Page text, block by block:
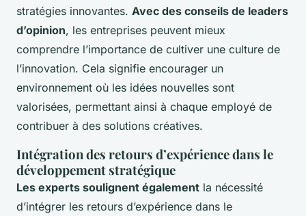
stratégies innovantes. Avec des conseils de leaders
d’opinion, les entreprises peuvent mieux
comprendre l’importance de cultiver une culture de
l’innovation. Cela signifie encourager un
environnement où les idées nouvelles sont
valorisées, permettant ainsi à chaque employé de
contribuer à des solutions créatives.
Intégration des retours d’expérience dans le
développement stratégique
Les experts soulignent également la nécessité
d’intégrer les retours d’expérience dans le